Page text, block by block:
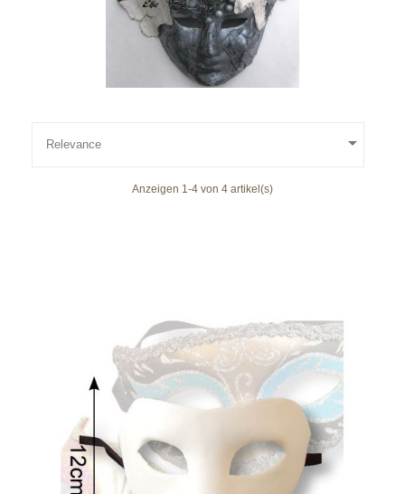
Relevance 
Anzeigen 1-4 von 4 artikel(s)